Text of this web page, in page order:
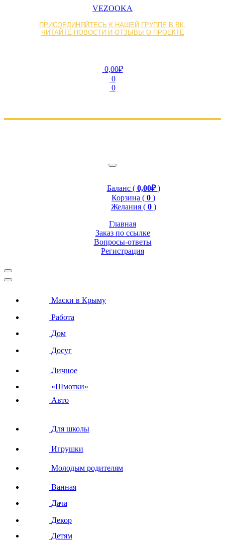
VEZOOKA
ПРИСОЕДИНЯЙТЕСЬ К НАШЕЙ ГРУППЕ В ВК,
ЧИТАЙТЕ НОВОСТИ И ОТЗЫВЫ О ПРОЕКТЕ
0,00₽
0
0
Баланс ( 0,00₽)
Корзина ( 0 )
Желания ( 0 )
Главная
Заказ по ссылке
Вопросы-ответы
Регистрация
Маски в Крыму
Работа
Дом
Досуг
Личное
«Шмотки»
Авто
Для школы
Игрушки
Молодым родителям
Ванная
Дача
Декор
Детям